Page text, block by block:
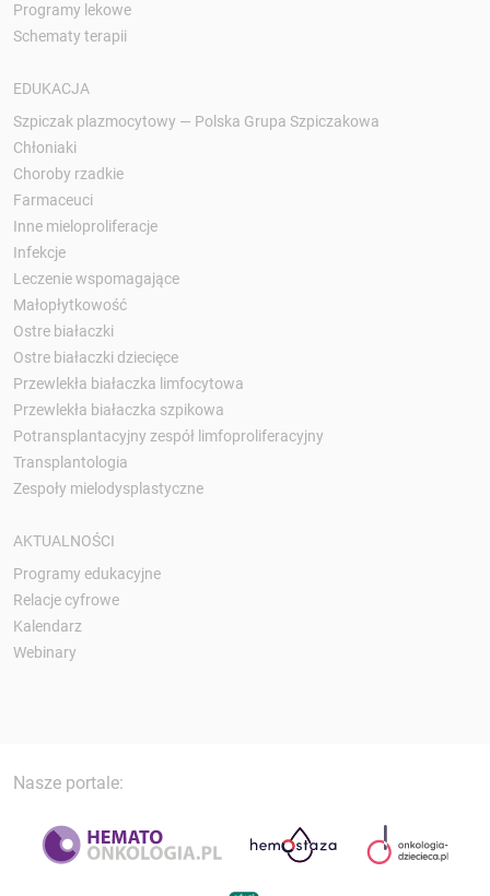
Programy lekowe
Schematy terapii
EDUKACJA
Szpiczak plazmocytowy — Polska Grupa Szpiczakowa
Chłoniaki
Choroby rzadkie
Farmaceuci
Inne mieloproliferacje
Infekcje
Leczenie wspomagające
Małopłytkowość
Ostre białaczki
Ostre białaczki dziecięce
Przewlekła białaczka limfocytowa
Przewlekła białaczka szpikowa
Potransplantacyjny zespół limfoproliferacyjny
Transplantologia
Zespoły mielodysplastyczne
AKTUALNOŚCI
Programy edukacyjne
Relacje cyfrowe
Kalendarz
Webinary
Nasze portale: